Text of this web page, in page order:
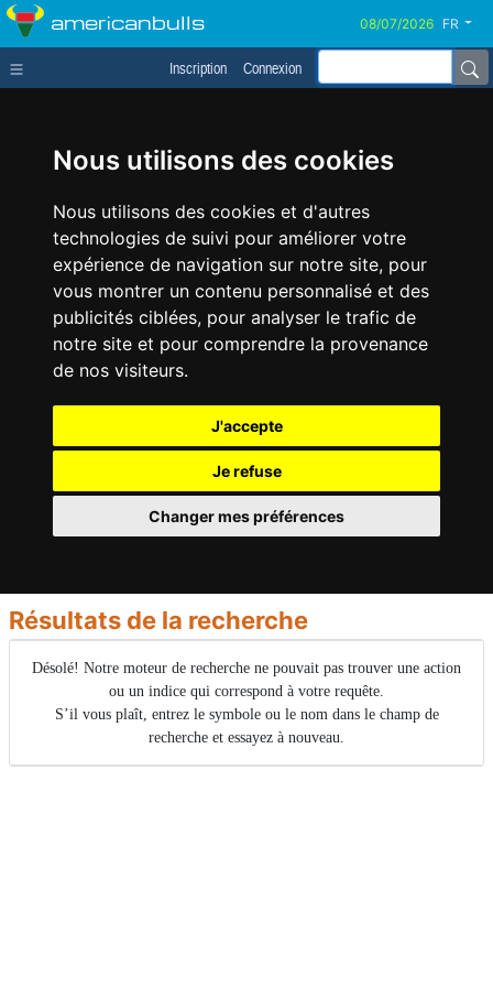
Nous utilisons des cookies
Nous utilisons des cookies et d'autres
technologies de suivi pour améliorer votre
expérience de navigation sur notre site, pour
vous montrer un contenu personnalisé et des
publicités ciblées, pour analyser le trafic de
notre site et pour comprendre la provenance
de nos visiteurs.
J'accepte
Je refuse
Changer mes préférences
americanbulls FR
Inscription Connexion
Résultats de la recherche
Désolé! Notre moteur de recherche ne pouvait pas trouver une action
ou un indice qui correspond à votre requête.
S’il vous plaît, entrez le symbole ou le nom dans le champ de
recherche et essayez à nouveau.